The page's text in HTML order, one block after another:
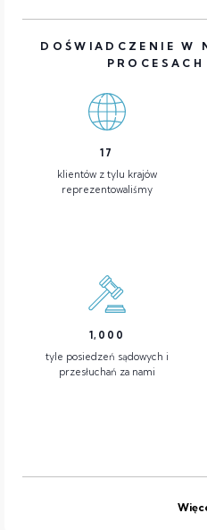
DOŚWIADCZENIE W
17
klientów z tylu krajów
reprezentowaliśmy
1,000
tyle posiedzeń sądowych i
przesłuchań za nami